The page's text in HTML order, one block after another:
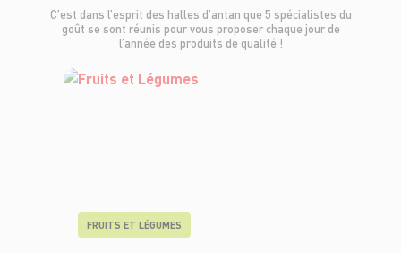
C’est dans l’esprit des halles d’antan que 5 spécialistes du
goût se sont réunis pour vous proposer chaque jour de
l’année des produits de qualité !
FRUITS ET LÉGUMES